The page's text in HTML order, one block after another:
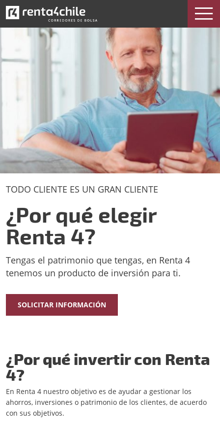
¿Por qué elegir Renta 4?
TODO CLIENTE ES UN GRAN CLIENTE
¿Por qué elegir
Renta 4?
Tengas el patrimonio que tengas, en Renta 4
tenemos un producto de inversión para ti.
SOLICITAR INFORMACIÓN
¿Por qué invertir con Renta
4?
En Renta 4 nuestro objetivo es de ayudar a gestionar los
ahorros, inversiones o patrimonio de los clientes, de acuerdo
con sus objetivos.